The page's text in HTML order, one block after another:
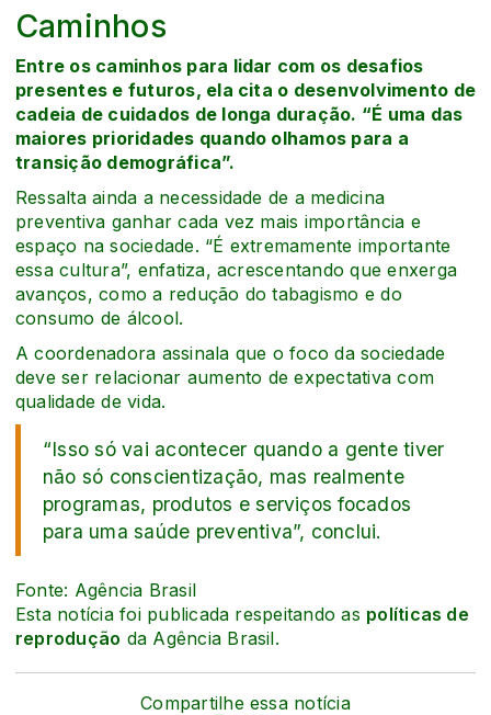
Caminhos
Entre os caminhos para lidar com os desafios
presentes e futuros, ela cita o desenvolvimento de
cadeia de cuidados de longa duração. “É uma das
maiores prioridades quando olhamos para a
transição demográfica”.
Ressalta ainda a necessidade de a medicina
preventiva ganhar cada vez mais importância e
espaço na sociedade. “É extremamente importante
essa cultura”, enfatiza, acrescentando que enxerga
avanços, como a redução do tabagismo e do
consumo de álcool.
A coordenadora assinala que o foco da sociedade
deve ser relacionar aumento de expectativa com
qualidade de vida.
“Isso só vai acontecer quando a gente tiver
não só conscientização, mas realmente
programas, produtos e serviços focados
para uma saúde preventiva”, conclui.
Fonte: Agência Brasil
Esta notícia foi publicada respeitando as políticas de
reprodução da Agência Brasil.
Compartilhe essa notícia